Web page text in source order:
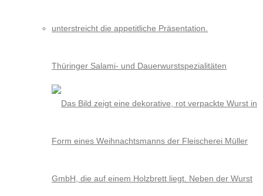
Thüringer Salami- und Dauerwurstspezialitäten